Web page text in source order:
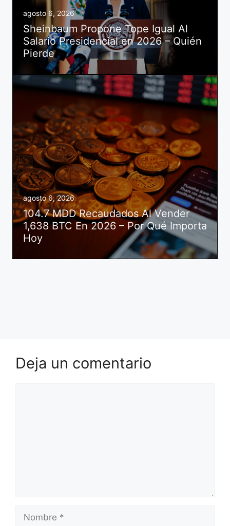
agosto 6, 2026
Sheinbaum Propone Tope Igual Al
Salario Presidencial en 2026 – Quién
Pierde
agosto 6, 2026
104.7 MDD Recaudados Al Vender
1,638 BTC En 2026 – Por Qué Importa
Hoy
Deja un comentario